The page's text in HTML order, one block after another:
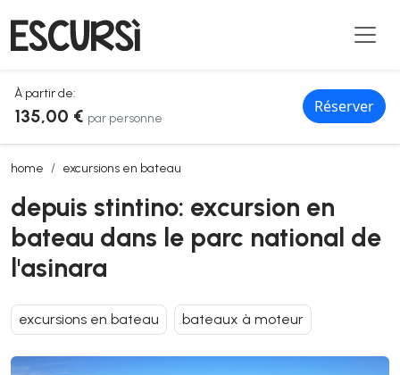
À partir de:
135,00 € par personne
Réserver
home excursions en bateau
depuis stintino: excursion en bateau dans le parc national de
depuis stintino: excursion en
bateau dans le parc national de
l'asinara
excursions en bateau bateaux à moteur